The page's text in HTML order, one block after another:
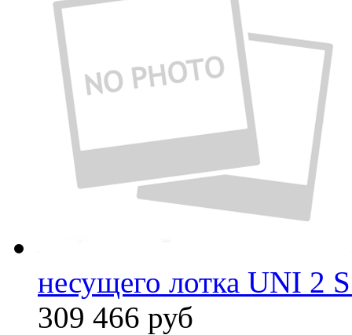
несущего лотка UNI 2
309 466 руб